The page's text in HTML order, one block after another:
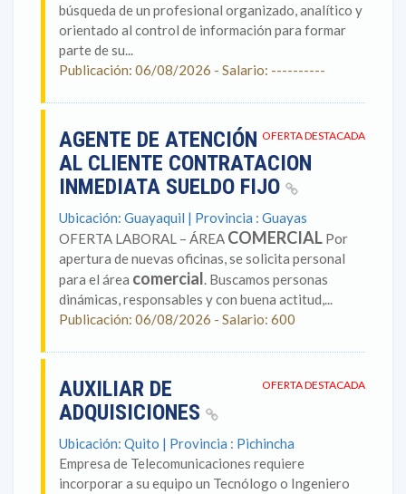
búsqueda de un profesional organizado, analítico y
orientado al control de información para formar
parte de su...
Publicación: 06/08/2026 - Salario: ----------
OFERTA DESTACADA
AGENTE DE ATENCIÓN
AL CLIENTE CONTRATACION
INMEDIATA SUELDO FIJO
Ubicación: Guayaquil | Provincia : Guayas
OFERTA LABORAL – ÁREA COMERCIAL Por
apertura de nuevas oficinas, se solicita personal
para el área comercial. Buscamos personas
dinámicas, responsables y con buena actitud,...
Publicación: 06/08/2026 - Salario: 600
OFERTA DESTACADA
AUXILIAR DE
ADQUISICIONES
Ubicación: Quito | Provincia : Pichincha
Empresa de Telecomunicaciones requiere
incorporar a su equipo un Tecnólogo o Ingeniero